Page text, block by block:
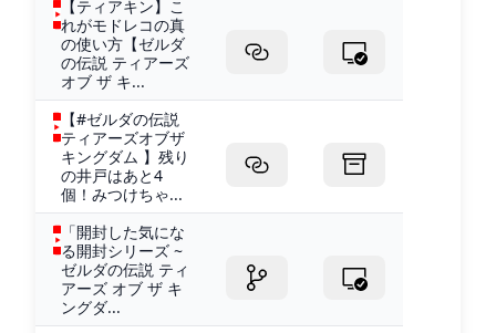
【ティアキン】こ
れがモドレコの真
の使い方【ゼルダ
の伝説 ティアーズ
オブ ザ キ...
【#ゼルダの伝説
ティアーズオブザ
キングダム 】残り
の井戸はあと4
個！みつけちゃ...
「開封した気にな
る開封シリーズ ~
ゼルダの伝説 ティ
アーズ オブ ザ キ
ングダ...